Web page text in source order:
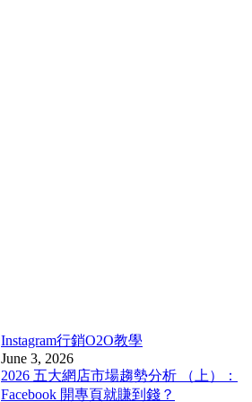
Instagram行銷O2O教學
June 3, 2026
2026 五大網店市場趨勢分析 （上）：
Facebook 開專頁就賺到錢？